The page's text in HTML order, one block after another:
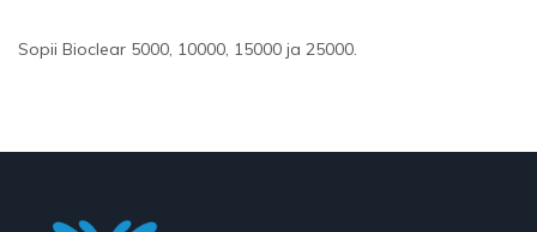
Sopii Bioclear 5000, 10000, 15000 ja 25000.